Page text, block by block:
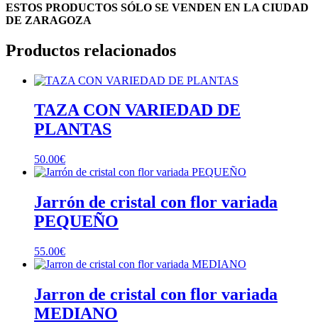
ESTOS PRODUCTOS SÓLO SE VENDEN EN LA CIUDAD
DE ZARAGOZA
Productos relacionados
TAZA CON VARIEDAD DE
PLANTAS
50.00€
Jarrón de cristal con flor variada
PEQUEÑO
55.00€
Jarron de cristal con flor variada
MEDIANO